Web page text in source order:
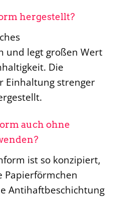
hergestellt?
und legt großen Wert
Die
strenger
auch ohne
ist so konzipiert,
Papierförmchen
Antihaftbeschichtung